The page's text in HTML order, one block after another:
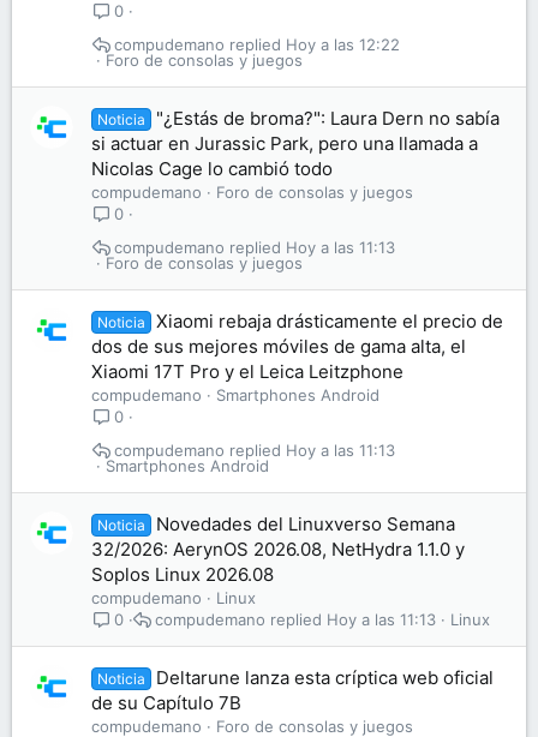
0
Foro de consolas y juegos
Hoy a las 12:22
compudemano
Noticia
"¿Estás de broma?": Laura Dern no sabía
si actuar en Jurassic Park, pero una llamada a
Nicolas Cage lo cambió todo
compudemano
Foro de consolas y juegos
0
Foro de consolas y juegos
Hoy a las 11:13
compudemano
Noticia
Xiaomi rebaja drásticamente el precio de
dos de sus mejores móviles de gama alta, el
Xiaomi 17T Pro y el Leica Leitzphone
compudemano
Smartphones Android
0
Smartphones Android
Hoy a las 11:13
compudemano
Noticia
Novedades del Linuxverso Semana
32/2026: AerynOS 2026.08, NetHydra 1.1.0 y
Soplos Linux 2026.08
compudemano
Linux
0
Linux
Hoy a las 11:13
compudemano
Noticia
Deltarune lanza esta críptica web oficial
de su Capítulo 7B
compudemano
Foro de consolas y juegos